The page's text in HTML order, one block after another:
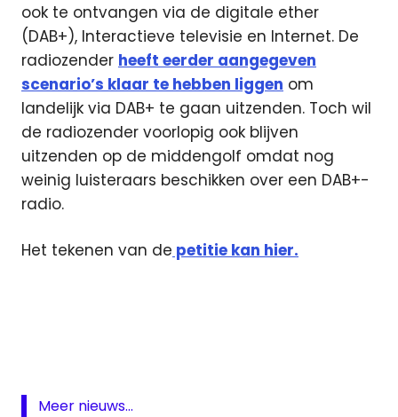
ook te ontvangen via de digitale ether
(DAB+), Interactieve televisie en Internet. De
radiozender heeft eerder aangegeven
scenario’s klaar te hebben liggen om
landelijk via DAB+ te gaan uitzenden. Toch wil
de radiozender voorlopig ook blijven
uitzenden op de middengolf omdat nog
weinig luisteraars beschikken over een DAB+-
radio.
Het tekenen van de petitie kan hier.
Meer nieuws...